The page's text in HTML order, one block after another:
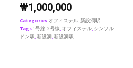
₩1,000,000
Categories オフィステル,新設洞駅
Tags1号線,2号線, オフィステル, シンソル
ドン駅,新設洞,新設洞駅